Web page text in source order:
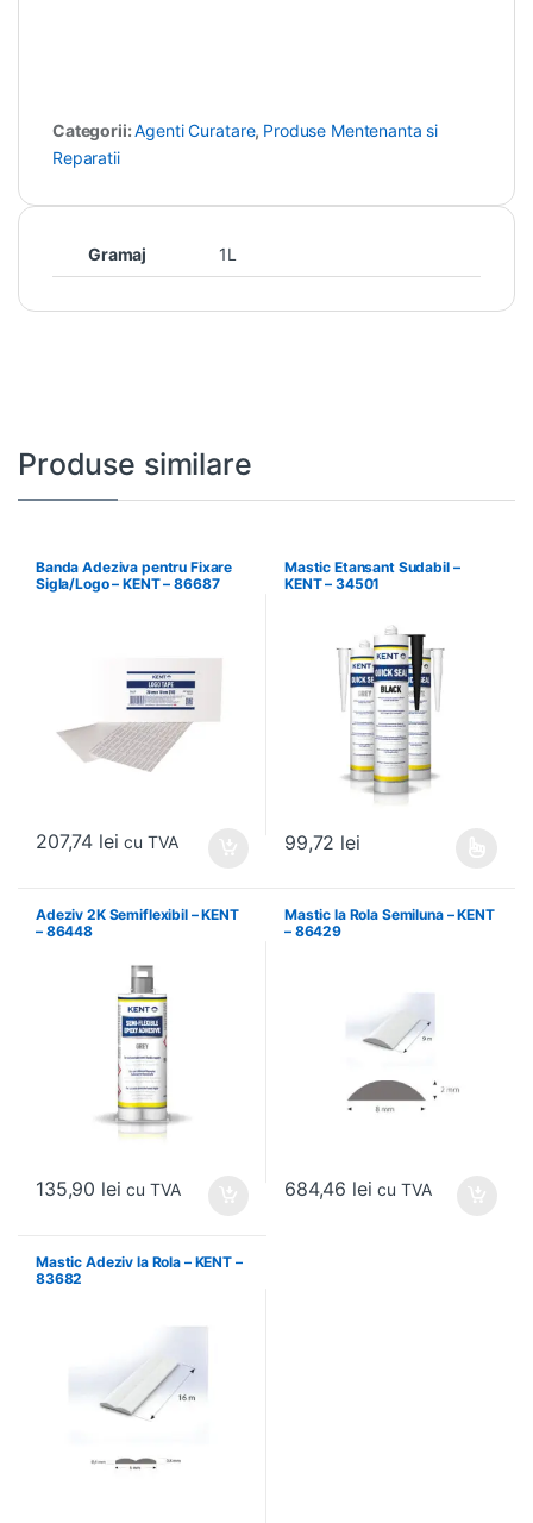
Categorii:Agenti Curatare, Produse Mentenanta si
Reparatii
Gramaj 1L
Produse similare
Banda Adeziva pentru Fixare
Sigla/Logo – KENT – 86687
207,74 lei cu TVA
Mastic Etansant Sudabil –
KENT – 34501
99,72 lei
Adeziv 2K Semiflexibil – KENT
– 86448
135,90 lei cu TVA
Mastic la Rola Semiluna – KENT
– 86429
684,46 lei cu TVA
Mastic Adeziv la Rola – KENT –
83682